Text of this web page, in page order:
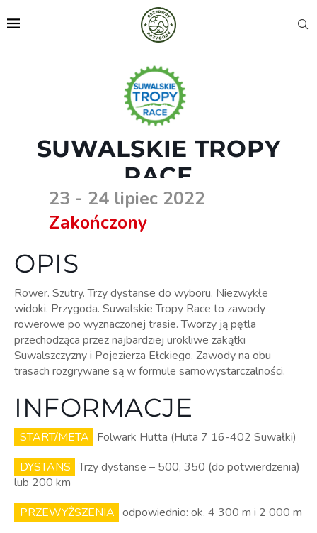
SUWALSKIE TROPY
RACE
23 - 24 lipiec 2022
Zakończony
OPIS
Rower. Szutry. Trzy dystanse do wyboru. Niezwykłe
widoki. Przygoda. Suwalskie Tropy Race to zawody
rowerowe po wyznaczonej trasie. Tworzy ją pętla
przechodząca przez najbardziej urokliwe zakątki
Suwalszczyzny i Pojezierza Ełckiego. Zawody na obu
trasach rozgrywane są w formule samowystarczalności.
INFORMACJE
START/META Folwark Hutta (Huta 7 16-402 Suwałki)
DYSTANS Trzy dystanse – 500, 350 (do potwierdzenia)
lub 200 km
PRZEWYŻSZENIA odpowiednio: ok. 4 300 m i 2 000 m